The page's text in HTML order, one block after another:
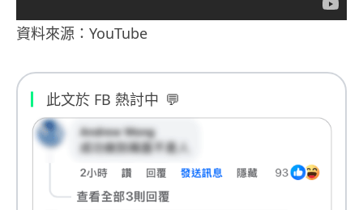
資料來源：YouTube
此文於 FB 熱討中 💬